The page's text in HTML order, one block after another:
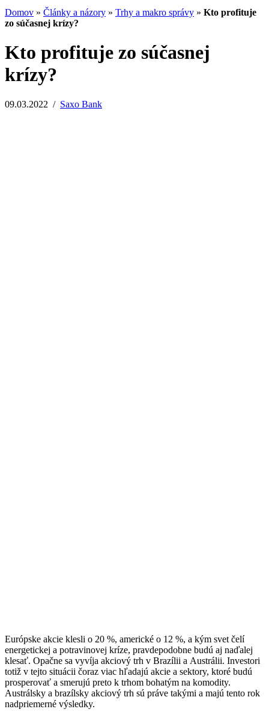
Domov » Články a názory » Trhy a makro správy » Kto profituje
zo súčasnej krízy?
Kto profituje zo súčasnej
krízy?
09.03.2022 / Saxo Bank
Európske akcie klesli o 20 %, americké o 12 %, a kým svet čelí
energetickej a potravinovej kríze, pravdepodobne budú aj naďalej
klesať. Opačne sa vyvíja akciový trh v Brazílii a Austrálii. Investori
totiž v tejto situácii čoraz viac hľadajú akcie a sektory, ktoré budú
prosperovať a smerujú preto k trhom bohatým na komodity.
Austrálsky a brazílsky akciový trh sú práve takými a majú tento rok
nadpriemerné výsledky.